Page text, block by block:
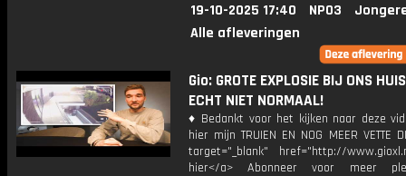
19-10-2025 17:40 NPO3
Alle afleveringen
Gio: GROTE EXPLOSIE BIJ ONS
ECHT NIET NORMAAL!
♦ Bedankt voor het kijken naar deze
hier mijn TRUIEN EN NOG MEER VETTE
target="_blank" href="http://
hier</a> Abonneer voor meer